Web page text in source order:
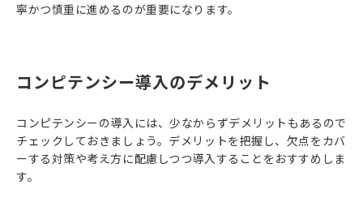
寧かつ慎重に進めるのが重要になります。
コンピテンシー導入のデメリット
コンピテンシーの導入には、少なからずデメリットもあるので
チェックしておきましょう。デメリットを把握し、欠点をカバ
ーする対策や考え方に配慮しつつ導入することをおすすめしま
す。